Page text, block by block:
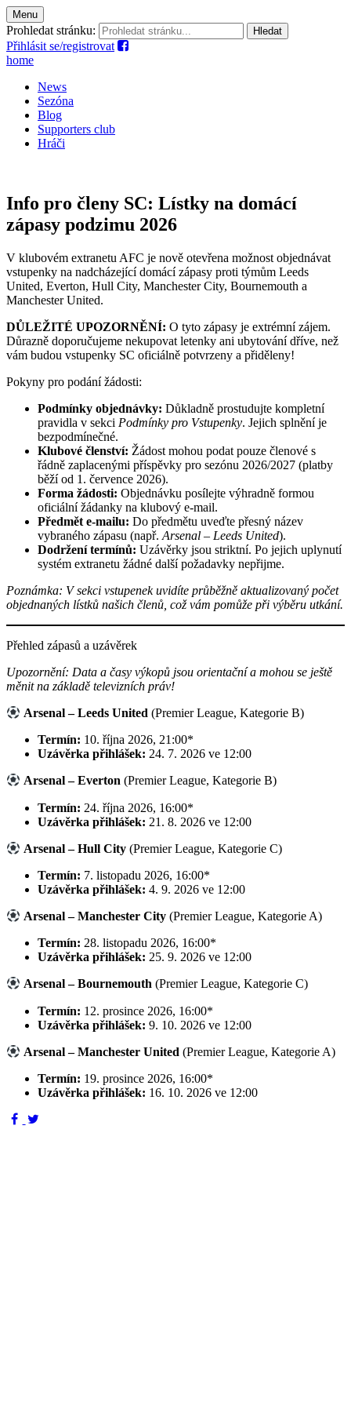
Menu
Prohledat stránku:
Přihlásit se/registrovat
home
News
Sezóna
Blog
Supporters club
Hráči
Info pro členy SC: Lístky na domácí
zápasy podzimu 2026
V klubovém extranetu AFC je nově otevřena možnost objednávat
vstupenky na nadcházející domácí zápasy proti týmům Leeds
United, Everton, Hull City, Manchester City, Bournemouth a
Manchester United.
DŮLEŽITÉ UPOZORNĚNÍ: O tyto zápasy je extrémní zájem.
Důrazně doporučujeme nekupovat letenky ani ubytování dříve, než
vám budou vstupenky SC oficiálně potvrzeny a přiděleny!
Pokyny pro podání žádosti:
Podmínky objednávky: Důkladně prostudujte kompletní
pravidla v sekci Podmínky pro Vstupenky. Jejich splnění je
bezpodmínečné.
Klubové členství: Žádost mohou podat pouze členové s
řádně zaplacenými příspěvky pro sezónu 2026/2027 (platby
běží od 1. července 2026).
Forma žádosti: Objednávku posílejte výhradně formou
oficiální žádanky na klubový e-mail.
Předmět e-mailu: Do předmětu uveďte přesný název
vybraného zápasu (např. Arsenal – Leeds United).
Dodržení termínů: Uzávěrky jsou striktní. Po jejich uplynutí
systém extranetu žádné další požadavky nepřijme.
Poznámka: V sekci vstupenek uvidíte průběžně aktualizovaný počet
objednaných lístků našich členů, což vám pomůže při výběru utkání.
Přehled zápasů a uzávěrek
Upozornění: Data a časy výkopů jsou orientační a mohou se ještě
měnit na základě televizních práv!
Arsenal – Leeds United (Premier League, Kategorie B)
Termín: 10. října 2026, 21:00*
Uzávěrka přihlášek: 24. 7. 2026 ve 12:00
Arsenal – Everton (Premier League, Kategorie B)
Termín: 24. října 2026, 16:00*
Uzávěrka přihlášek: 21. 8. 2026 ve 12:00
Arsenal – Hull City (Premier League, Kategorie C)
Termín: 7. listopadu 2026, 16:00*
Uzávěrka přihlášek: 4. 9. 2026 ve 12:00
Arsenal – Manchester City (Premier League, Kategorie A)
Termín: 28. listopadu 2026, 16:00*
Uzávěrka přihlášek: 25. 9. 2026 ve 12:00
Arsenal – Bournemouth (Premier League, Kategorie C)
Termín: 12. prosince 2026, 16:00*
Uzávěrka přihlášek: 9. 10. 2026 ve 12:00
Arsenal – Manchester United (Premier League, Kategorie A)
Termín: 19. prosince 2026, 16:00*
Uzávěrka přihlášek: 16. 10. 2026 ve 12:00